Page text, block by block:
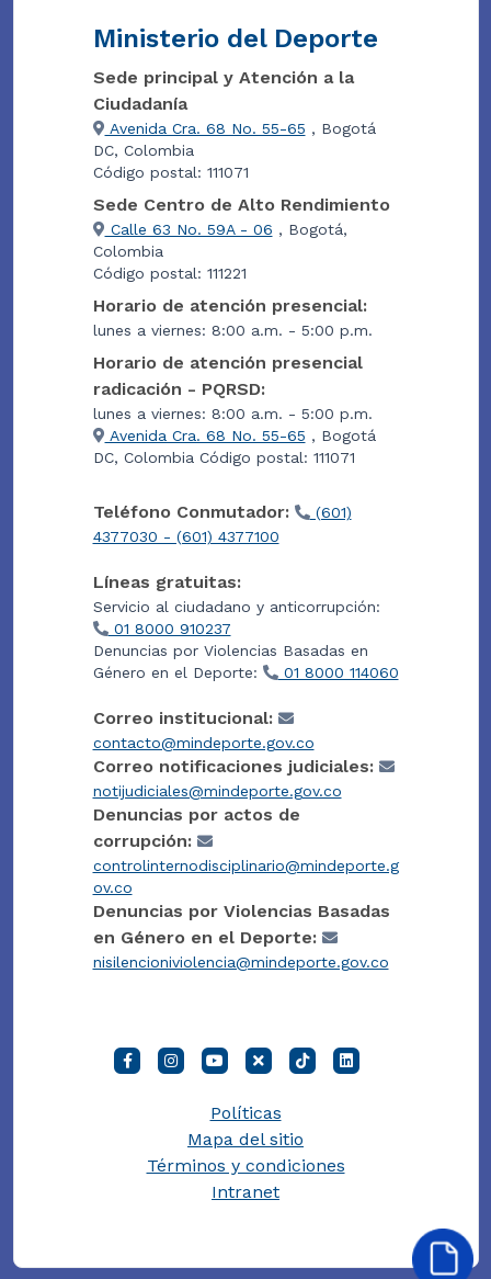
Ministerio del Deporte
Sede principal y Atención a la
Ciudadanía
Avenida Cra. 68 No. 55-65 , Bogotá
DC, Colombia
Código postal: 111071
Sede Centro de Alto Rendimiento
Calle 63 No. 59A - 06 , Bogotá,
Colombia
Código postal: 111221
Horario de atención presencial:
lunes a viernes: 8:00 a.m. - 5:00 p.m.
Horario de atención presencial
radicación - PQRSD:
lunes a viernes: 8:00 a.m. - 5:00 p.m.
Avenida Cra. 68 No. 55-65 , Bogotá
DC, Colombia Código postal: 111071
Teléfono Conmutador:
(601)
4377030 - (601) 4377100
Líneas gratuitas:
Servicio al ciudadano y anticorrupción:
01 8000 910237
Denuncias por Violencias Basadas en
Género en el Deporte:
01 8000 114060
Correo institucional:
contacto@mindeporte.gov.co
Correo notificaciones judiciales:
notijudiciales@mindeporte.gov.co
Denuncias por actos de
corrupción:
controlinternodisciplinario@mindeporte.g
ov.co
Denuncias por Violencias Basadas
en Género en el Deporte:
nisilencioniviolencia@mindeporte.gov.co
Políticas
Mapa del sitio
Términos y condiciones
Intranet